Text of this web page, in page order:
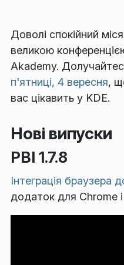
Доволі спокійний
великою
Akademy.
п'ятниці, 4 вересня,
вас цікавить у KDE.
Нові випуски
PBI 1.7.8
Інтеграція браузера
додаток для Chrome